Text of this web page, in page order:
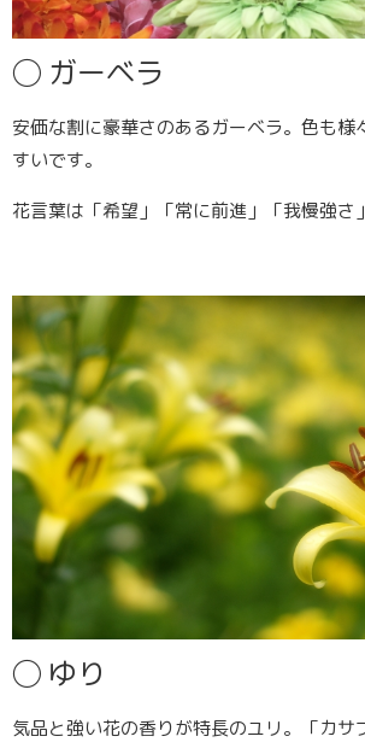
◯ ガーベラ
安価な割に豪華さのあるガーベラ。色も様
すいです。
花言葉は「希望」「常に前進」「我慢強さ
◯ ゆり
気品と強い花の香りが特長のユリ。「カサ